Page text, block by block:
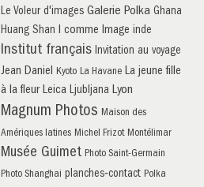
Le Voleur d'images Galerie Polka Ghana
Huang Shan I comme Image inde
Institut français Invitation au voyage
Jean Daniel Kyoto La Havane La jeune fille
à la fleur Leica Ljubljana Lyon
Magnum Photos Maison des
Amériques latines Michel Frizot Montélimar
Musée Guimet Photo Saint-Germain
Photo Shanghai planches‑contact Polka